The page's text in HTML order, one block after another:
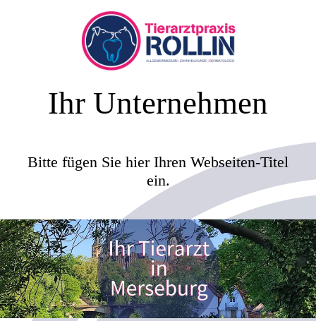
Ihr Unternehmen
Bitte fügen Sie hier Ihren Webseiten-Titel
ein.